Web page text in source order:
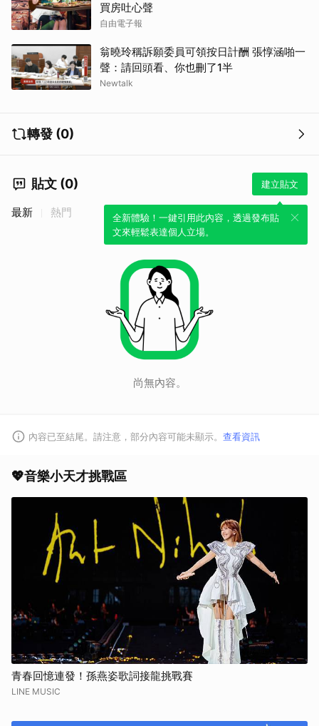
買房吐心聲
自由電子報
翁曉玲稱訴願委員可領按日計酬 張惇涵啪一
聲：請回頭看、你也刪了1半
Newtalk
轉發 (0)
貼文 (0) 建立貼文
全新體驗！一鍵引用此內容，透過發布貼
文來輕鬆表達個人立場。
最新 熱門
尚無內容。
內容已至結尾。請注意，部分內容可能未顯示。 查看資訊
💖音樂小天才挑戰區
青春回憶連發！孫燕姿歌詞接龍挑戰賽
LINE MUSIC